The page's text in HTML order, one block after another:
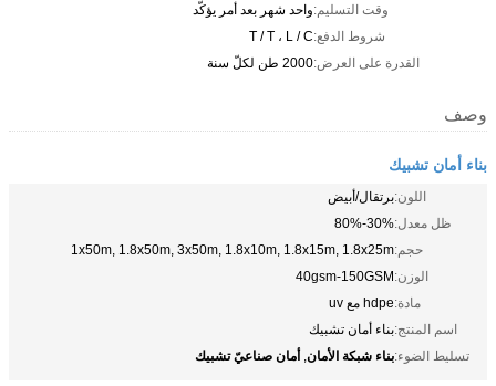
وقت التسليم:واحد شهر بعد أمر يؤكّد
شروط الدفع:T / T ، L / C
القدرة على العرض:2000 طن لكلّ سنة
وصف
بناء أمان تشبيك
اللون:برتقال/أبيض
ظل معدل:30%-80%
حجم:1x50m, 1.8x50m, 3x50m, 1.8x10m, 1.8x15m, 1.8x25m
الوزن:40gsm-150GSM
مادة:hdpe مع uv
اسم المنتج:بناء أمان تشبيك
تسليط الضوء:بناء شبكة الأمان,أمان صناعيّ تشبيك